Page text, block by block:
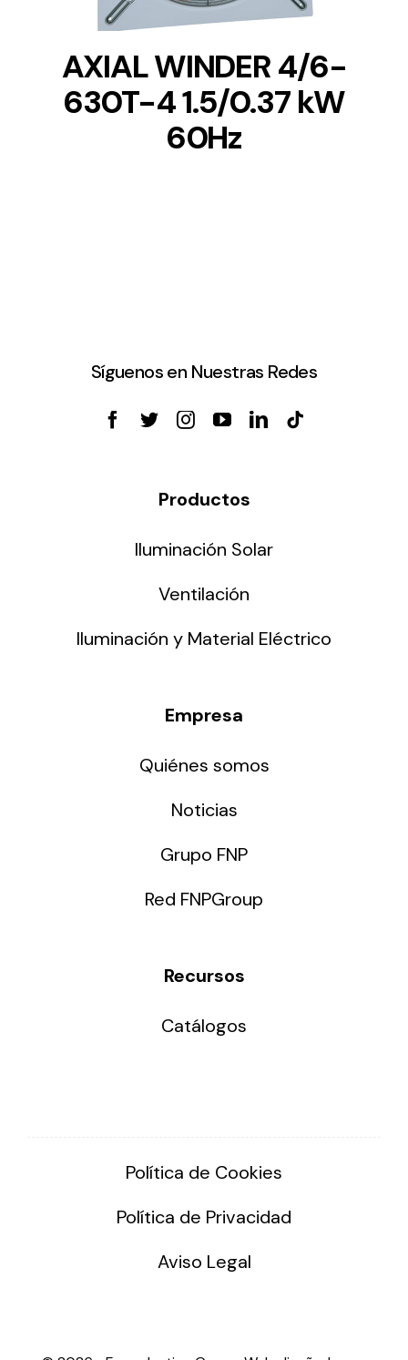
AXIAL WINDER 4/6-
630T-4 1.5/0.37 kW
60Hz
Síguenos en Nuestras Redes
Productos
Iluminación Solar
Ventilación
Iluminación y Material Eléctrico
Empresa
Quiénes somos
Noticias
Grupo FNP
Red FNPGroup
Recursos
Catálogos
Política de Cookies
Política de Privacidad
Aviso Legal